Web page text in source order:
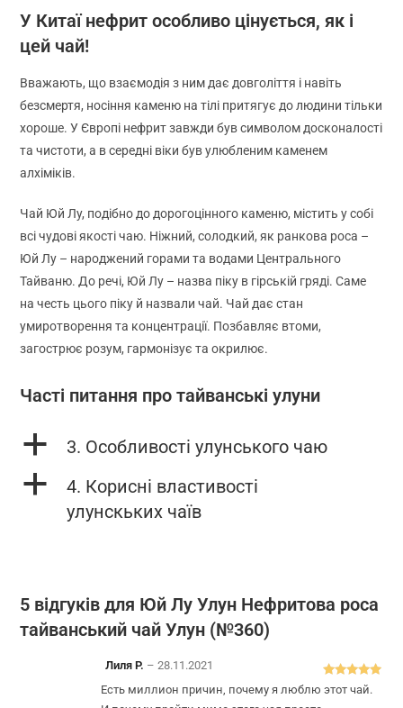
У Китаї нефрит особливо цінується, як і
цей чай!
Вважають, що взаємодія з ним дає довголіття і навіть
безсмертя, носіння каменю на тілі притягує до людини тільки
хороше. У Європі нефрит завжди був символом досконалості
та чистоти, а в середні віки був улюбленим каменем
алхіміків.
Чай Юй Лу, подібно до дорогоцінного каменю, містить у собі
всі чудові якості чаю. Ніжний, солодкий, як ранкова роса –
Юй Лу – народжений горами та водами Центрального
Тайваню. До речі, Юй Лу – назва піку в гірській гряді. Саме
на честь цього піку й назвали чай. Чай дає стан
умиротворення та концентрації. Позбавляє втоми,
загострює розум, гармонізує та окрилює.
Часті питання про тайванські улуни
a 3. Особливості улунського чаю
a
4. Корисні властивості
улунскьких чаїв
5 відгуків для Юй Лу Улун Нефритова роса
тайванський чай Улун (№360)
Оцінено в
Лиля Р. – 28.11.2021
Есть миллион причин, почему я люблю этот чай.